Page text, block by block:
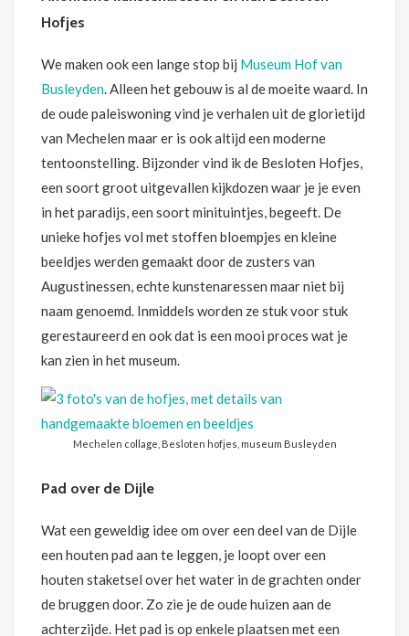
Hofjes
We maken ook een lange stop bij Museum Hof van
Busleyden. Alleen het gebouw is al de moeite waard. In
de oude paleiswoning vind je verhalen uit de glorietijd
van Mechelen maar er is ook altijd een moderne
tentoonstelling. Bijzonder vind ik de Besloten Hofjes,
een soort groot uitgevallen kijkdozen waar je je even
in het paradijs, een soort minituintjes, begeeft. De
unieke hofjes vol met stoffen bloempjes en kleine
beeldjes werden gemaakt door de zusters van
Augustinessen, echte kunstenaressen maar niet bij
naam genoemd. Inmiddels worden ze stuk voor stuk
gerestaureerd en ook dat is een mooi proces wat je
kan zien in het museum.
Mechelen collage, Besloten hofjes, museum Busleyden
Pad over de Dijle
Wat een geweldig idee om over een deel van de Dijle
een houten pad aan te leggen, je loopt over een
houten staketsel over het water in de grachten onder
de bruggen door. Zo zie je de oude huizen aan de
achterzijde. Het pad is op enkele plaatsen met een